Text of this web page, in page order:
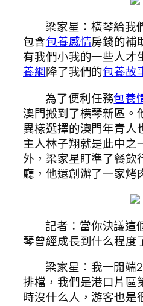
梁家星：橫琴給我
包含包養感情房錢的補
有我們小我的一些人才
養網降了我們的包養故
為了便利任務包養
澳門搬到了橫琴新區。
異樣選擇的澳門年青人
主人林子翔就是此中之
外，梁家星盯準了餐飲
廳，他還創辦了一家烤
記者：當你決議這
琴曾經成長到什么程度
梁家星：我一開端
排檔，我們是港口片區
時沒什么人，游客也是